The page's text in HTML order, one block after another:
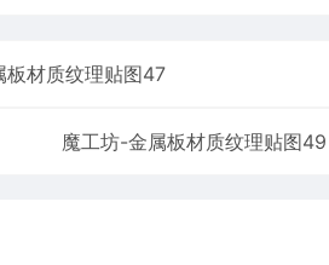
板材质纹理贴图47
魔工坊-金属板材质纹理贴图49